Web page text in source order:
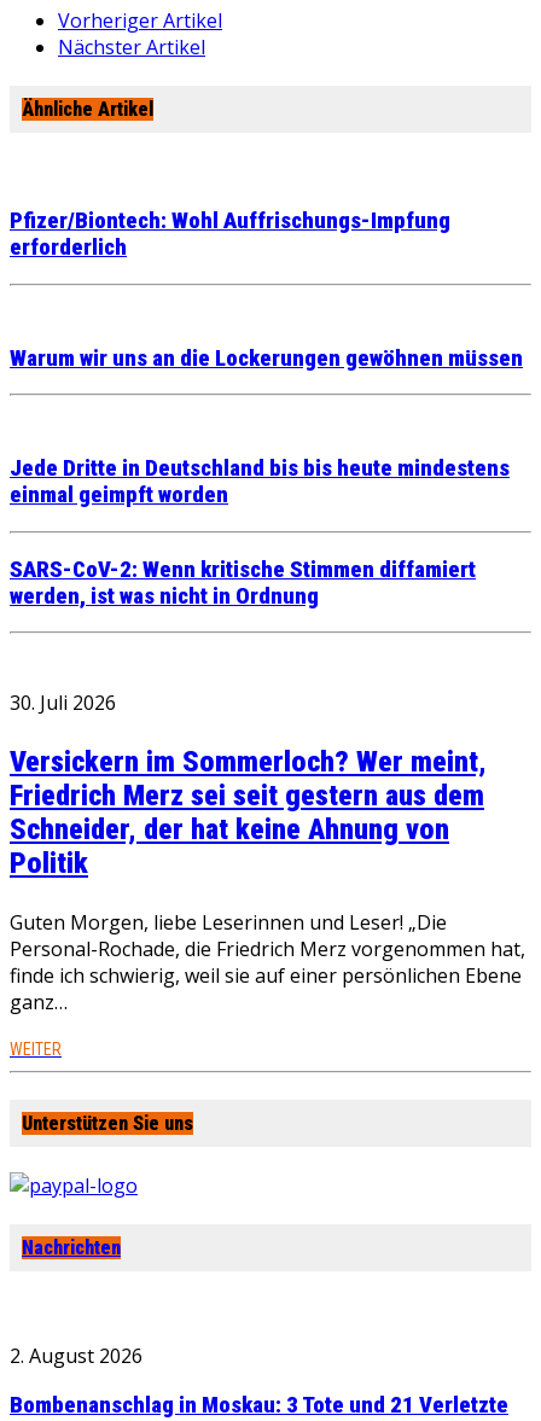
Vorheriger Artikel
Nächster Artikel
Ähnliche Artikel
Pfizer/Biontech: Wohl Auffrischungs-Impfung
erforderlich
Warum wir uns an die Lockerungen gewöhnen müssen
Jede Dritte in Deutschland bis bis heute mindestens
einmal geimpft worden
SARS-CoV-2: Wenn kritische Stimmen diffamiert
werden, ist was nicht in Ordnung
30. Juli 2026
Versickern im Sommerloch? Wer meint,
Friedrich Merz sei seit gestern aus dem
Schneider, der hat keine Ahnung von
Politik
Guten Morgen, liebe Leserinnen und Leser! „Die
Personal-Rochade, die Friedrich Merz vorgenommen hat,
finde ich schwierig, weil sie auf einer persönlichen Ebene
ganz…
WEITER
Unterstützen Sie uns
Nachrichten
2. August 2026
Bombenanschlag in Moskau: 3 Tote und 21 Verletzte